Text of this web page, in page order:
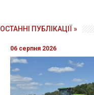
ОСТАННІ ПУБЛІКАЦІЇ »
06 серпня 2026